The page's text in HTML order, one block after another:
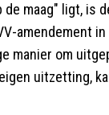
maag" ligt,
amendement
manier om
uitzetting,